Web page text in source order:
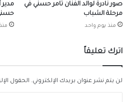
صور نادرة لوالد الفنان تامر حسني في
مرحلة الشباب
منذ يوم واحد
مدير
اترك تعليقاً
لن يتم نشر عنوان بريدك الإلكتروني. الحقول